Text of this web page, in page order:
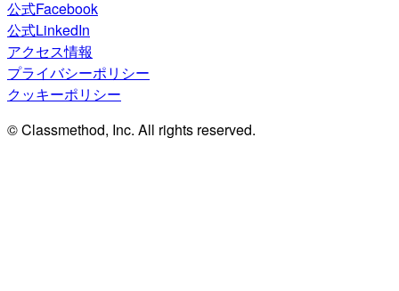
公式Facebook
公式LinkedIn
アクセス情報
プライバシーポリシー
クッキーポリシー
© Classmethod, Inc. All rights reserved.